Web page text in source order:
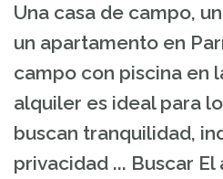
Una casa de campo,
un apartamento en
campo con piscina en
alquiler es ideal para
buscan tranquilidad,
privacidad ... Buscar